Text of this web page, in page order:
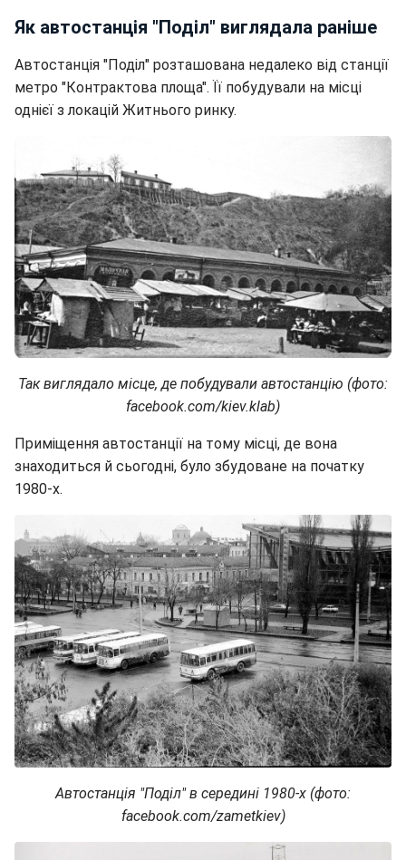
Як автостанція "Поділ" виглядала раніше
Автостанція "Поділ" розташована недалеко від станції
метро "Контрактова площа". Її побудували на місці
однієї з локацій Житнього ринку.
Так виглядало місце, де побудували автостанцію (фото:
facebook.com/kiev.klab)
Приміщення автостанції на тому місці, де вона
знаходиться й сьогодні, було збудоване на початку
1980-х.
Автостанція "Поділ" в середині 1980-х (фото:
facebook.com/zametkiev)